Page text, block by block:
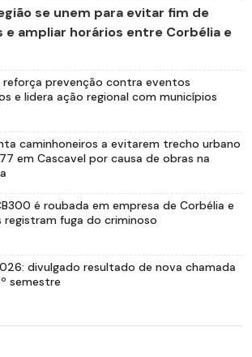
se unem para evitar fim de
e ampliar horários entre Corbélia e
reforça prevenção contra eventos
e lidera ação regional com municípios
caminhoneiros a evitarem trecho urbano
em Cascavel por causa de obras na
é roubada em empresa de Corbélia e
registram fuga do criminoso
divulgado resultado de nova chamada
semestre